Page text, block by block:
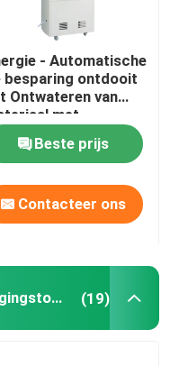
- Automatische
besparing ontdooit
Ontwateren van
met
10kg/h
Beste prijs
Contacteer ons
Dehydrerend Rotorontvochtigingstoestel (19)